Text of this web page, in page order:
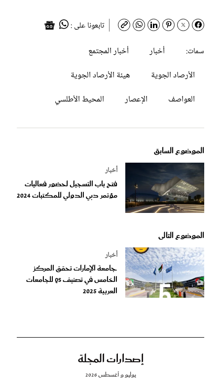
تابعونا على :
سمات:
أخبار
أخبار المجتمع
الأرصاد الجوية
هيئة الأرصاد الجوية
العواصف
الإعصار المحيط الأطلسي
الموضوع السابق
أخبار
فتح باب التسجيل لحضور فعاليات
مؤتمر دبي الدولي للمكتبات 2024
الموضوع التالى
أخبار
جامعة الإمارات تحقق المركز
الخامس في تصنيف QS للجامعات
العربية 2025
إصدارات المجلة
يوليو و أغسطس 2026